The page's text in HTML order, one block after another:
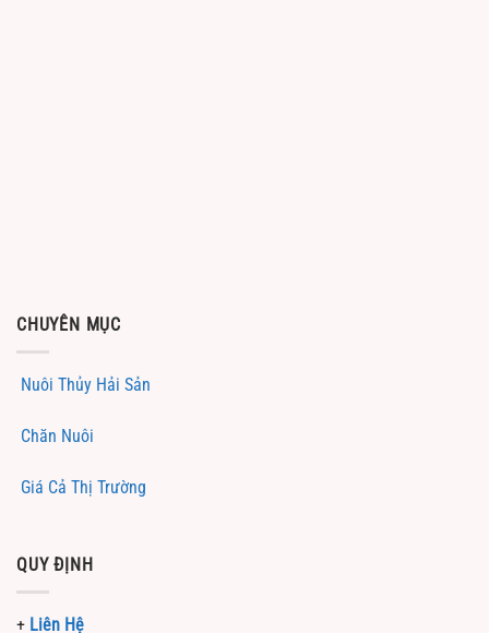
CHUYÊN MỤC
Nuôi Thủy Hải Sản
Chăn Nuôi
Giá Cả Thị Trường
QUY ĐỊNH
+ Liên Hệ